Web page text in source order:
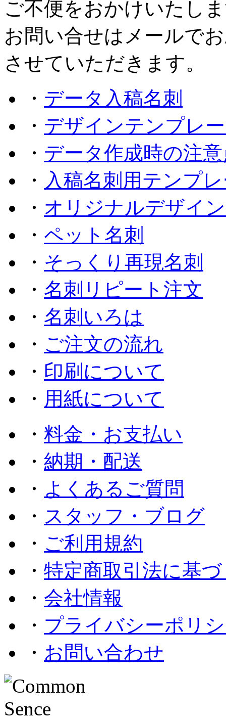
ご不便をおかけいたし
お問い合せはメールで
させていただきます。
・ データ入稿名刺
・ デザインテンプレ
・ データ作成時の注
・ 入稿名刺用テンプ
・ オリジナルデザイ
・ ペット名刺
・ そっくり再現名刺
・ 名刺リピート注文
・ 名刺いろは
・ ご注文の流れ
・ 印刷について
・ 用紙について
・ 料金・お支払い
・ 納期・配送
・ よくあるご質問
・ スタッフ・ブログ
・ ご利用規約
・ 特定商取引法に基
・ 会社情報
・ プライバシーポリ
・ お問い合わせ